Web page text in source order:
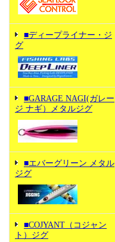
■ディープライナー・ジ
グ
■GARAGE NAGI(ガレー
ジ ナギ）メタルジグ
■エバーグリーン メタル
ジグ
■COJYANT（コジャン
ト）ジグ